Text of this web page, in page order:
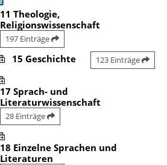
11 Theologie,
Religionswissenschaft
197 Einträge
15 Geschichte 123 Einträge
17 Sprach- und
Literaturwissenschaft
28 Einträge
18 Einzelne Sprachen und
Literaturen